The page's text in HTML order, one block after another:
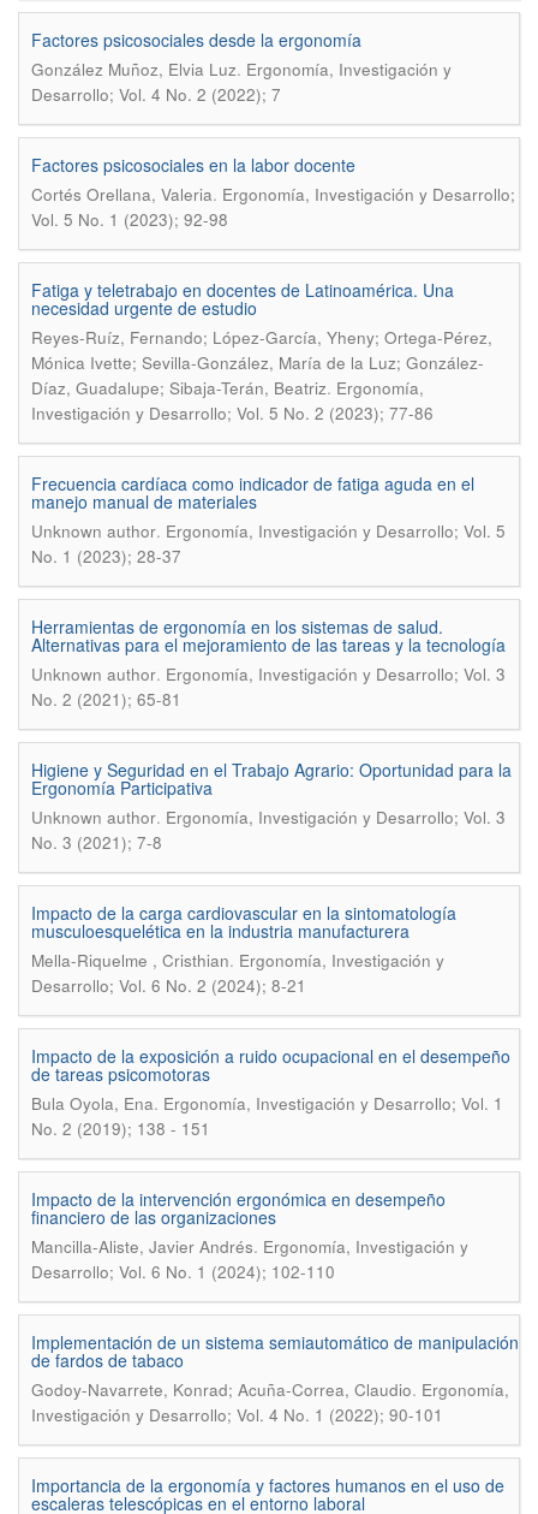
Factores psicosociales desde la ergonomía
González Muñoz, Elvia Luz. Ergonomía, Investigación y
Desarrollo; Vol. 4 No. 2 (2022); 7
Factores psicosociales en la labor docente
Cortés Orellana, Valeria. Ergonomía, Investigación y Desarrollo;
Vol. 5 No. 1 (2023); 92-98
Fatiga y teletrabajo en docentes de Latinoamérica. Una
necesidad urgente de estudio
Reyes-Ruíz, Fernando; López-García, Yheny; Ortega-Pérez,
Mónica Ivette; Sevilla-González, María de la Luz; González-
Díaz, Guadalupe; Sibaja-Terán, Beatriz. Ergonomía,
Investigación y Desarrollo; Vol. 5 No. 2 (2023); 77-86
Frecuencia cardíaca como indicador de fatiga aguda en el
manejo manual de materiales
Unknown author. Ergonomía, Investigación y Desarrollo; Vol. 5
No. 1 (2023); 28-37
Herramientas de ergonomía en los sistemas de salud.
Alternativas para el mejoramiento de las tareas y la tecnología
Unknown author. Ergonomía, Investigación y Desarrollo; Vol. 3
No. 2 (2021); 65-81
Higiene y Seguridad en el Trabajo Agrario: Oportunidad para la
Ergonomía Participativa
Unknown author. Ergonomía, Investigación y Desarrollo; Vol. 3
No. 3 (2021); 7-8
Impacto de la carga cardiovascular en la sintomatología
musculoesquelética en la industria manufacturera
Mella-Riquelme , Cristhian. Ergonomía, Investigación y
Desarrollo; Vol. 6 No. 2 (2024); 8-21
Impacto de la exposición a ruido ocupacional en el desempeño
de tareas psicomotoras
Bula Oyola, Ena. Ergonomía, Investigación y Desarrollo; Vol. 1
No. 2 (2019); 138 - 151
Impacto de la intervención ergonómica en desempeño
financiero de las organizaciones
Mancilla-Aliste, Javier Andrés. Ergonomía, Investigación y
Desarrollo; Vol. 6 No. 1 (2024); 102-110
Implementación de un sistema semiautomático de manipulación
de fardos de tabaco
Godoy-Navarrete, Konrad; Acuña-Correa, Claudio. Ergonomía,
Investigación y Desarrollo; Vol. 4 No. 1 (2022); 90-101
Importancia de la ergonomía y factores humanos en el uso de
escaleras telescópicas en el entorno laboral